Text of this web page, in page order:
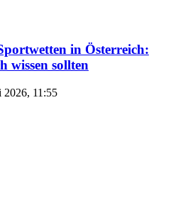
in Österreich:
wissen sollten
2026, 11:55